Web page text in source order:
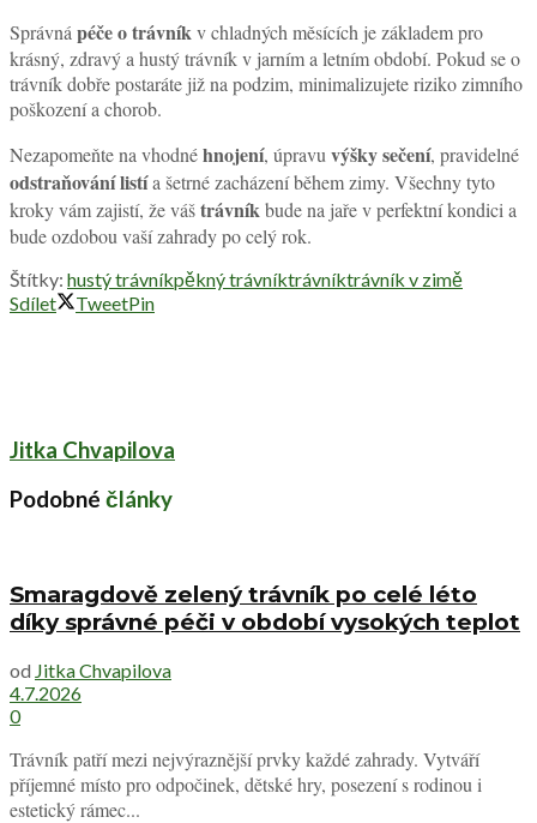
Správnápéče o trávníkv chladných měsících je základem pro
krásný, zdravý a hustý trávník v jarním a letním období. Pokud se o
trávník dobře postaráte již na podzim, minimalizujete riziko zimního
poškození a chorob.
Nezapomeňte na vhodnéhnojení, úpravuvýšky sečení, pravidelné
odstraňování listía šetrné zacházení během zimy. Všechny tyto
kroky vám zajistí, že váštrávníkbude na jaře v perfektní kondici a
bude ozdobou vaší zahrady po celý rok.
Štítky: hustý trávníkpěkný trávníktrávníktrávník v zimě
Sdílet
TweetPin
Jitka Chvapilova
Podobné články
Smaragdově zelený trávník po celé léto
díky správné péči v období vysokých teplot
od Jitka Chvapilova
4.7.2026
0
Trávník patří mezi nejvýraznější prvky každé zahrady. Vytváří
příjemné místo pro odpočinek, dětské hry, posezení s rodinou i
estetický rámec...